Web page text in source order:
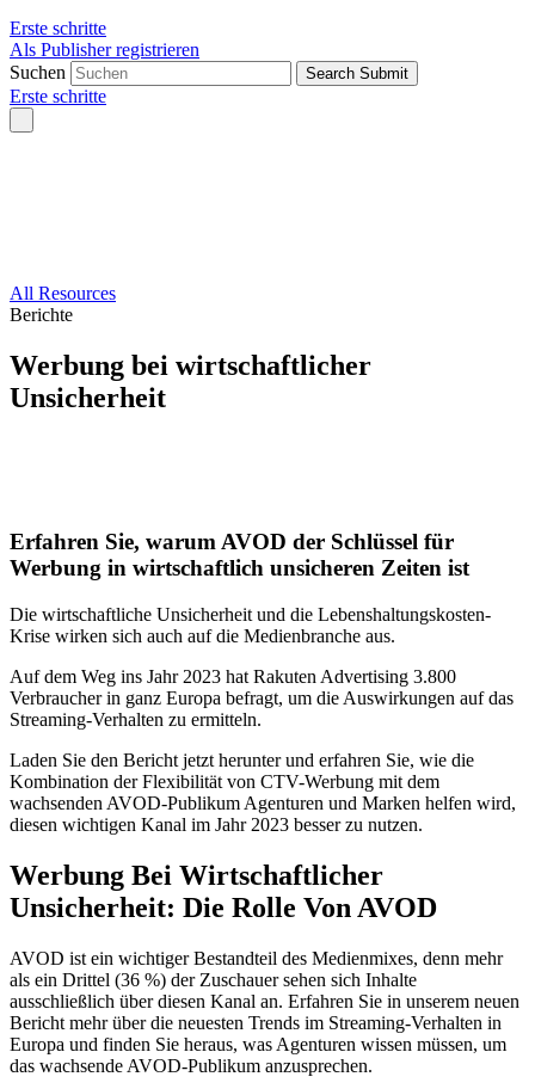
Erste schritte
Als Publisher registrieren
Suchen
Search Submit
Erste schritte
All Resources
Berichte
Werbung bei wirtschaftlicher
Unsicherheit
Erfahren Sie, warum AVOD der Schlüssel für
Werbung in wirtschaftlich unsicheren Zeiten ist
Die wirtschaftliche Unsicherheit und die Lebenshaltungskosten-
Krise wirken sich auch auf die Medienbranche aus.
Auf dem Weg ins Jahr 2023 hat Rakuten Advertising 3.800
Verbraucher in ganz Europa befragt, um die Auswirkungen auf das
Streaming-Verhalten zu ermitteln.
Laden Sie den Bericht jetzt herunter und erfahren Sie, wie die
Kombination der Flexibilität von CTV-Werbung mit dem
wachsenden AVOD-Publikum Agenturen und Marken helfen wird,
diesen wichtigen Kanal im Jahr 2023 besser zu nutzen.
Werbung Bei Wirtschaftlicher
Unsicherheit: Die Rolle Von AVOD
AVOD ist ein wichtiger Bestandteil des Medienmixes, denn mehr
als ein Drittel (36 %) der Zuschauer sehen sich Inhalte
ausschließlich über diesen Kanal an. Erfahren Sie in unserem neuen
Bericht mehr über die neuesten Trends im Streaming-Verhalten in
Europa und finden Sie heraus, was Agenturen wissen müssen, um
das wachsende AVOD-Publikum anzusprechen.